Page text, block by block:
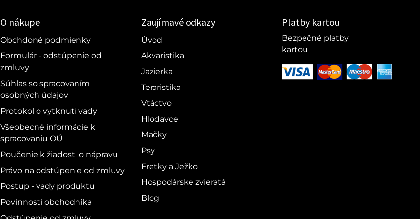
O nákupe
Obchdoné podmienky
Formulár - odstúpenie od
zmluvy
Súhlas so spracovaním
osobných údajov
Protokol o vytknutí vady
Všeobecné informácie k
spracovaniu OÚ
Poučenie k žiadosti o nápravu
Právo na odstúpenie od zmluvy
Postup - vady produktu
Povinnosti obchodníka
Zaujímavé odkazy
Úvod
Akvaristika
Jazierka
Teraristika
Vtáctvo
Hlodavce
Mačky
Psy
Fretky a Ježko
Hospodárske zvieratá
Blog
Platby kartou
Bezpečné platby
kartou